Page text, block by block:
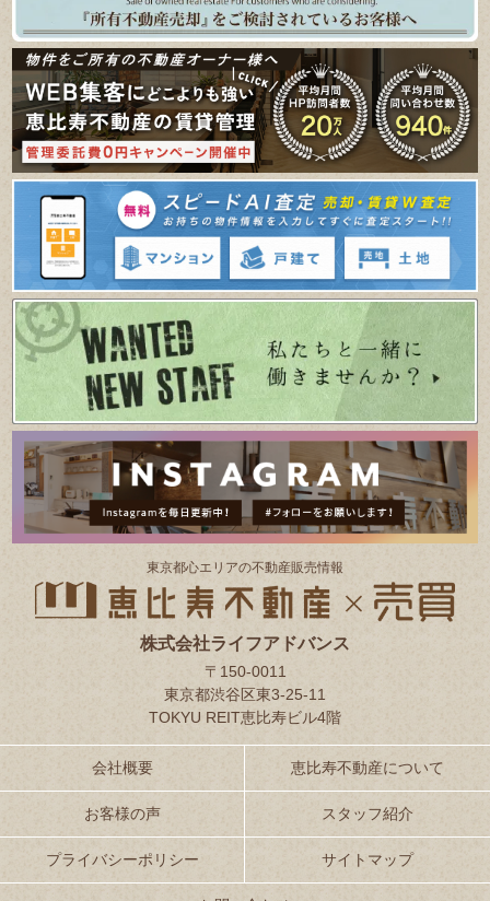
東京都⼼エリアの不動産販売情報
株式会社ライフアドバンス
〒150-0011
東京都渋谷区東3-25-11
TOKYU REIT恵比寿ビル4階
会社概要 恵比寿不動産について
お客様の声 スタッフ紹介
プライバシーポリシー サイトマップ